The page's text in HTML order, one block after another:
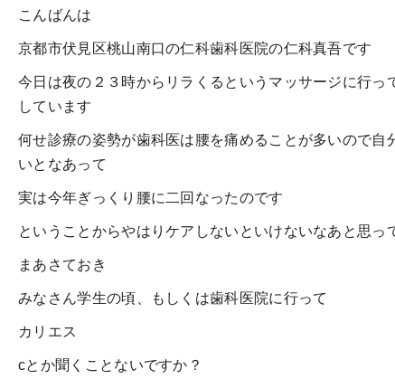
こんばんは
京都市伏見区桃山南口の仁科歯科医院の仁科真吾です
今日は夜の２３時からリラくるというマッサージに行っ
しています
何せ診療の姿勢が歯科医は腰を痛めることが多いので自
いとなあって
実は今年ぎっくり腰に二回なったのです
ということからやはりケアしないといけないなあと思っ
まあさておき
みなさん学生の頃、もしくは歯科医院に行って
カリエス
cとか聞くことないですか？